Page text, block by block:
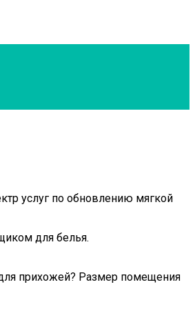
услуг по обновлению мягкой
для белья.
прихожей? Размер помещения